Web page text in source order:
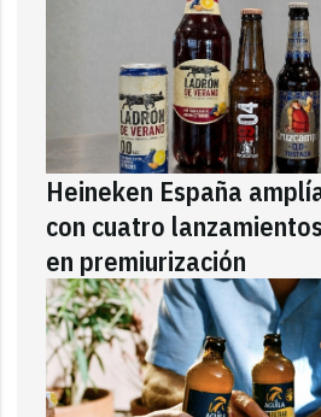
Heineken España
con cuatro
en premiurización